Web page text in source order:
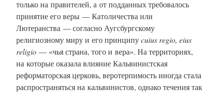
только на правителей, а от подданных требовалось
принятие его веры — Католичества или
Лютеранства — согласно Аугсбургскому
религиозному миру и его принципуcuius regio, eius
religio — «чья страна, того и вера». На территориях,
на которые оказала влияние Кальвинистская
реформаторская церковь, веротерпимость иногда стала
распространяться на кальвинистов, однако течения так